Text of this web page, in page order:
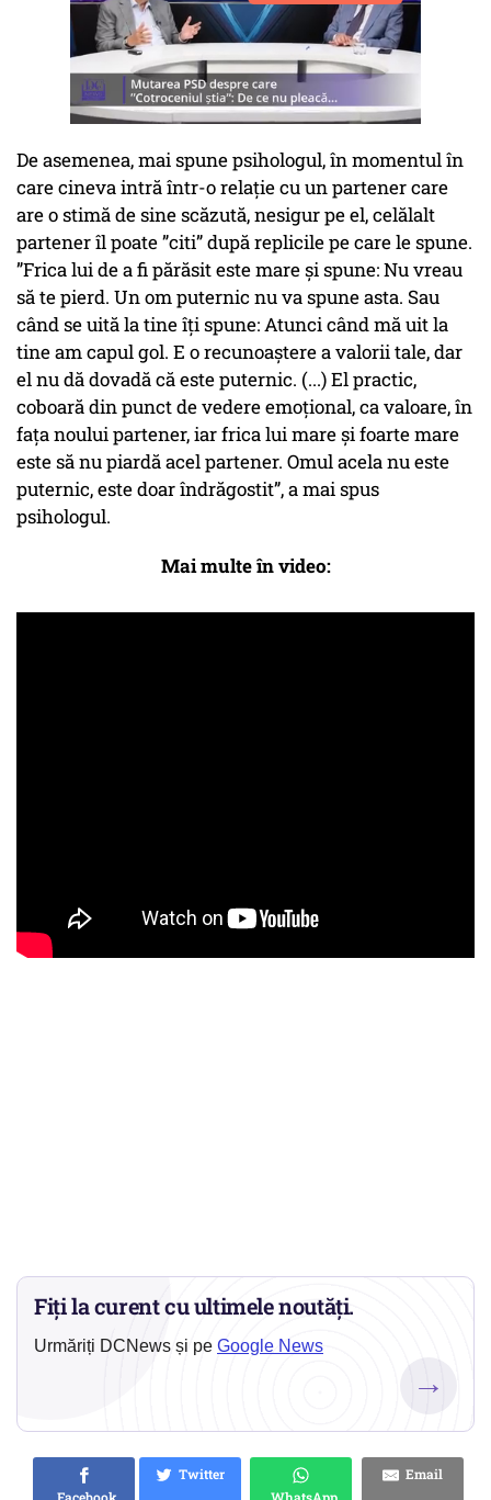
De asemenea, mai spune psihologul, în momentul în
care cineva intră într-o relație cu un partener care
are o stimă de sine scăzută, nesigur pe el, celălalt
partener îl poate ”citi” după replicile pe care le spune.
”Frica lui de a fi părăsit este mare și spune:Nu vreau
să te pierd. Un om puternic nu va spune asta. Sau
când se uită la tine îți spune:Atunci când mă uit la
tine am capul gol. E o recunoaștere a valorii tale, dar
el nu dă dovadă că este puternic. (...) El practic,
coboară din punct de vedere emoțional, ca valoare, în
fața noului partener, iar frica lui mare și foarte mare
este să nu piardă acel partener. Omul acela nu este
puternic, este doar îndrăgostit”, a mai spus
psihologul.
Mai multe în video:
Fiți la curent cu ultimele noutăți.
Urmăriți DCNews și pe Google News
→
Twitter
Email